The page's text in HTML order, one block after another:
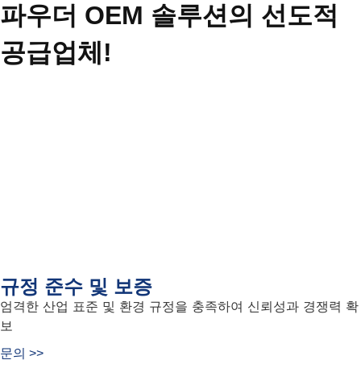
파우더 OEM 솔루션의 선도적
공급업체!
규정 준수 및 보증
엄격한 산업 표준 및 환경 규정을 충족하여 신뢰성과 경쟁력 확
보
문의 >>